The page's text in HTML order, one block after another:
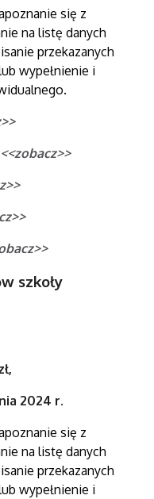
się z
na listę danych
przekazanych
wypełnienie i
<<zobacz>>
szkoły
2024 r.
się z
na listę danych
przekazanych
wypełnienie i